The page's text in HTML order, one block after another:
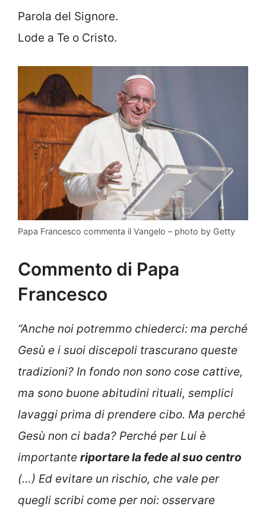
Parola del Signore.
Lode a Te o Cristo.
Papa Francesco commenta il Vangelo – photo by Getty
Commento di Papa
Francesco
“Anche noi potremmo chiederci: ma perché
Gesù e i suoi discepoli trascurano queste
tradizioni? In fondo non sono cose cattive,
ma sono buone abitudini rituali, semplici
lavaggi prima di prendere cibo. Ma perché
Gesù non ci bada? Perché per Lui è
importante riportare la fede al suo centro
(…) Ed evitare un rischio, che vale per
quegli scribi come per noi: osservare